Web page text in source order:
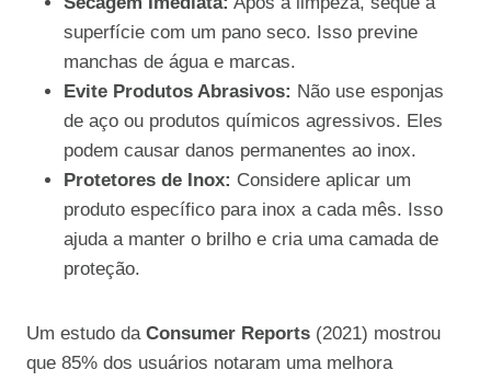
superfície com um pano seco. Isso previne
manchas de água e marcas.
Evite Produtos Abrasivos: Não use esponjas
de aço ou produtos químicos agressivos. Eles
podem causar danos permanentes ao inox.
Protetores de Inox: Considere aplicar um
produto específico para inox a cada mês. Isso
ajuda a manter o brilho e cria uma camada de
proteção.
Um estudo da Consumer Reports (2021) mostrou
que 85% dos usuários notaram uma melhora